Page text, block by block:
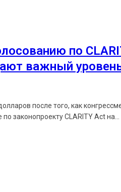
по
важный
после того, как
законопроекту CLARITY Act на...